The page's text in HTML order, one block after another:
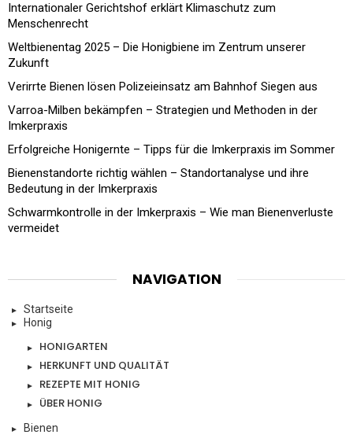
Internationaler Gerichtshof erklärt Klimaschutz zum
Menschenrecht
Weltbienentag 2025 – Die Honigbiene im Zentrum unserer
Zukunft
Verirrte Bienen lösen Polizeieinsatz am Bahnhof Siegen aus
Varroa-Milben bekämpfen – Strategien und Methoden in der
Imkerpraxis
Erfolgreiche Honigernte – Tipps für die Imkerpraxis im Sommer
Bienenstandorte richtig wählen – Standortanalyse und ihre
Bedeutung in der Imkerpraxis
Schwarmkontrolle in der Imkerpraxis – Wie man Bienenverluste
vermeidet
NAVIGATION
Startseite
Honig
HONIGARTEN
HERKUNFT UND QUALITÄT
REZEPTE MIT HONIG
ÜBER HONIG
Bienen